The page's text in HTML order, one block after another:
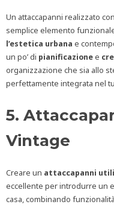
Un attaccapanni realizzato
semplice elemento
l’estetica urbana e
un po’ di pianificazionee
organizzazione che sia allo
perfettamente integrata nel
5.
Vintage
Creare un attaccapanni
eccellente per introdurre un
casa, combinando